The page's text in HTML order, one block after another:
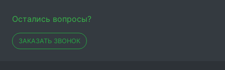
Остались вопросы?
ЗАКАЗАТЬ ЗВОНОК